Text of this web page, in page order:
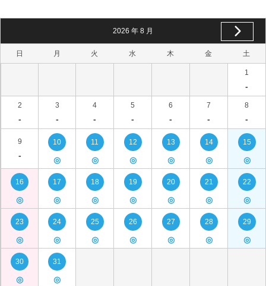
2026 年 8 月
日 月 火 水 木 金 土
1
-
2
-
3
-
4
-
5
-
6
-
7
-
8
-
9
-
10
◎
11
◎
12
◎
13
◎
14
◎
15
◎
16
◎
17
◎
18
◎
19
◎
20
◎
21
◎
22
◎
23
◎
24
◎
25
◎
26
◎
27
◎
28
◎
29
◎
30
◎
31
◎